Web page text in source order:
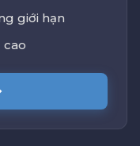
giới hạn
cao